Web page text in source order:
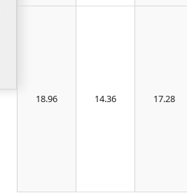
18.96 14.36 17.28